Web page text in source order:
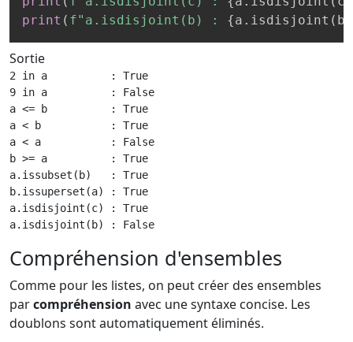
print ( f"a.isdisjoint(b) : {a . isdisjoint ( b
Sortie
2 in a          : True
9 in a          : False
a <= b          : True
a < b           : True
a < a           : False
b >= a          : True
a.issubset(b)   : True
b.issuperset(a) : True
a.isdisjoint(c) : True
a.isdisjoint(b) : False
Compréhension d'ensembles
Comme pour les listes, on peut créer des ensembles
parcompréhension avec une syntaxe concise. Les
doublons sont automatiquement éliminés.